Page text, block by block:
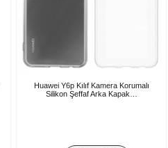
Huawei Y6p Kılıf Kamera Korumalı
Silikon Şeffaf Arka Kapak…